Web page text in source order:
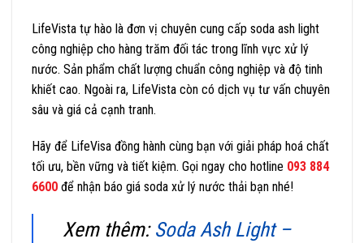
LifeVista tự hào là đơn vị chuyên cung cấp soda ash light
công nghiệp cho hàng trăm đối tác trong lĩnh vực xử lý
nước. Sản phẩm chất lượng chuẩn công nghiệp và độ tinh
khiết cao. Ngoài ra, LifeVista còn có dịch vụ tư vấn chuyên
sâu và giá cả cạnh tranh.
Hãy để LifeVisa đồng hành cùng bạn với giải pháp hoá chất
tối ưu, bền vững và tiết kiệm. Gọi ngay cho hotline 093 884
6600 để nhận báo giá soda xử lý nước thải bạn nhé!
Xem thêm: Soda Ash Light –